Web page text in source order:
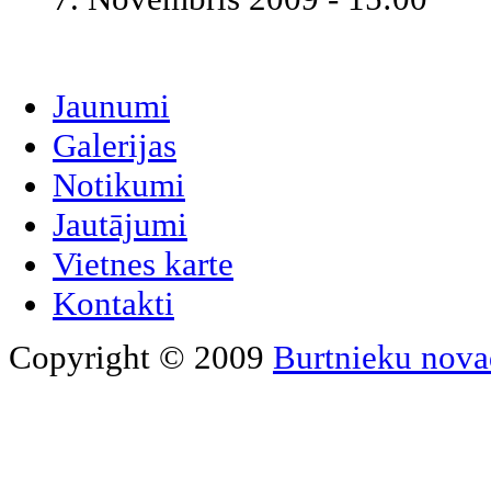
Jaunumi
Galerijas
Notikumi
Jautājumi
Vietnes karte
Kontakti
Copyright © 2009 Burtnieku